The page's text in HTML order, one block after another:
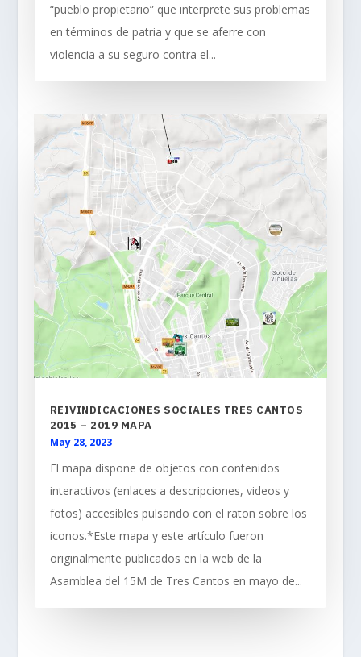
“pueblo propietario” que interprete sus problemas
en términos de patria y que se aferre con
violencia a su seguro contra el...
REIVINDICACIONES SOCIALES TRES CANTOS
2015 – 2019 MAPA
May 28, 2023
El mapa dispone de objetos con contenidos
interactivos (enlaces a descripciones, videos y
fotos) accesibles pulsando con el raton sobre los
iconos.*Este mapa y este artículo fueron
originalmente publicados en la web de la
Asamblea del 15M de Tres Cantos en mayo de...